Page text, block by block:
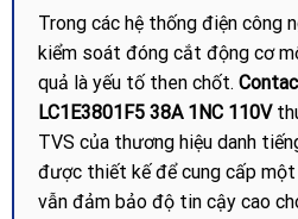
Trong các hệ thống điện công
kiểm soát đóng cắt động cơ
quả là yếu tố then chốt.
LC1E3801F5 38A 1NC 110V
TVS của thương hiệu danh
được thiết kế để cung cấp
vẫn đảm bảo độ tin cậy cao